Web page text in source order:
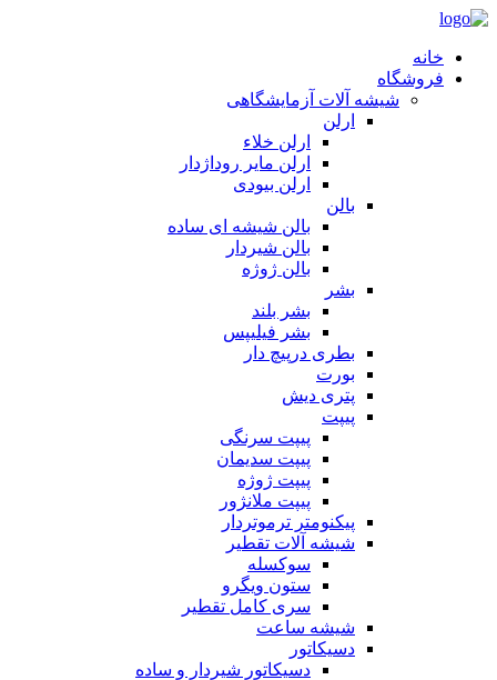
خانه
فروشگاه
شیشه آلات آزمایشگاهی
ارلن
ارلن خلاء
ارلن مایر روداژدار
ارلن بیودی
بالن
بالن شیشه ای ساده
بالن شیردار
بالن ژوژه
بشر
بشر بلند
بشر فیلیپس
بطری درپیچ دار
بورت
پتری دیش
پیپت
پیپت سرنگی
پیپت سدیمان
پیپت ژوژه
پیپت ملانژور
پیکنومتر ترموتردار
شیشه آلات تقطیر
سوکسله
ستون ویگرو
سری کامل تقطیر
شیشه ساعت
دسیکاتور
دسیکاتور شیردار و ساده